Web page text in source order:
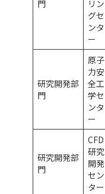
門
リン
グセ
ンタ
ー
研究開発部
門
原子
力安
全工
学セ
ンタ
ー
研究開発部
門
CFD
研究
開発
セン
ター